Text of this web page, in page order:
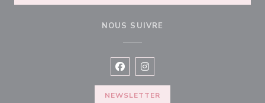
NOUS SUIVRE
Facebook ((ouvre une nouvelle
Instagram ((ouvre une
NEWSLETTER